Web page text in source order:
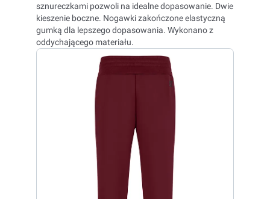
sznureczkami pozwoli na idealne dopasowanie. Dwie
kieszenie boczne. Nogawki zakończone elastyczną
gumką dla lepszego dopasowania. Wykonano z
oddychającego materiału.